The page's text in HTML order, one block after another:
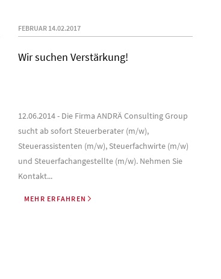
FEBRUAR 14.02.2017
Wir suchen Verstärkung!
12.06.2014 - Die Firma ANDRÄ Consulting Group
sucht ab sofort Steuerberater (m/w),
Steuerassistenten (m/w), Steuerfachwirte (m/w)
und Steuerfachangestellte (m/w). Nehmen Sie
Kontakt...
MEHR ERFAHREN